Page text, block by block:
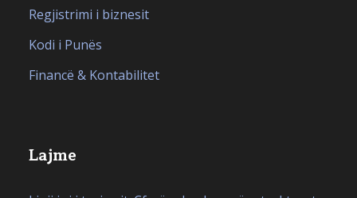
Regjistrimi i biznesit
Kodi i Punës
Financë & Kontabilitet
Lajme